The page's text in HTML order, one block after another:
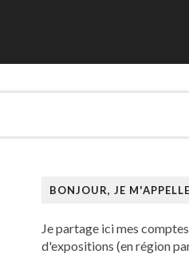
BONJOUR, JE
Je partage ici mes
d'expositions (en région